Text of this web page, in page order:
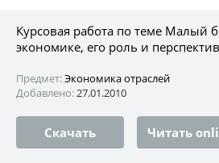
Курсовая работа по теме Малый
экономике, его роль и
Предмет:Экономика отраслей
Добавлено:27.01.2010
Скачать Читать